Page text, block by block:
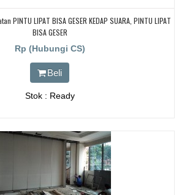
PINTU LIPAT BISA GESER KEDAP SUARA, PINTU LIPAT
BISA GESER
Rp (Hubungi CS)
Beli
Stok : Ready